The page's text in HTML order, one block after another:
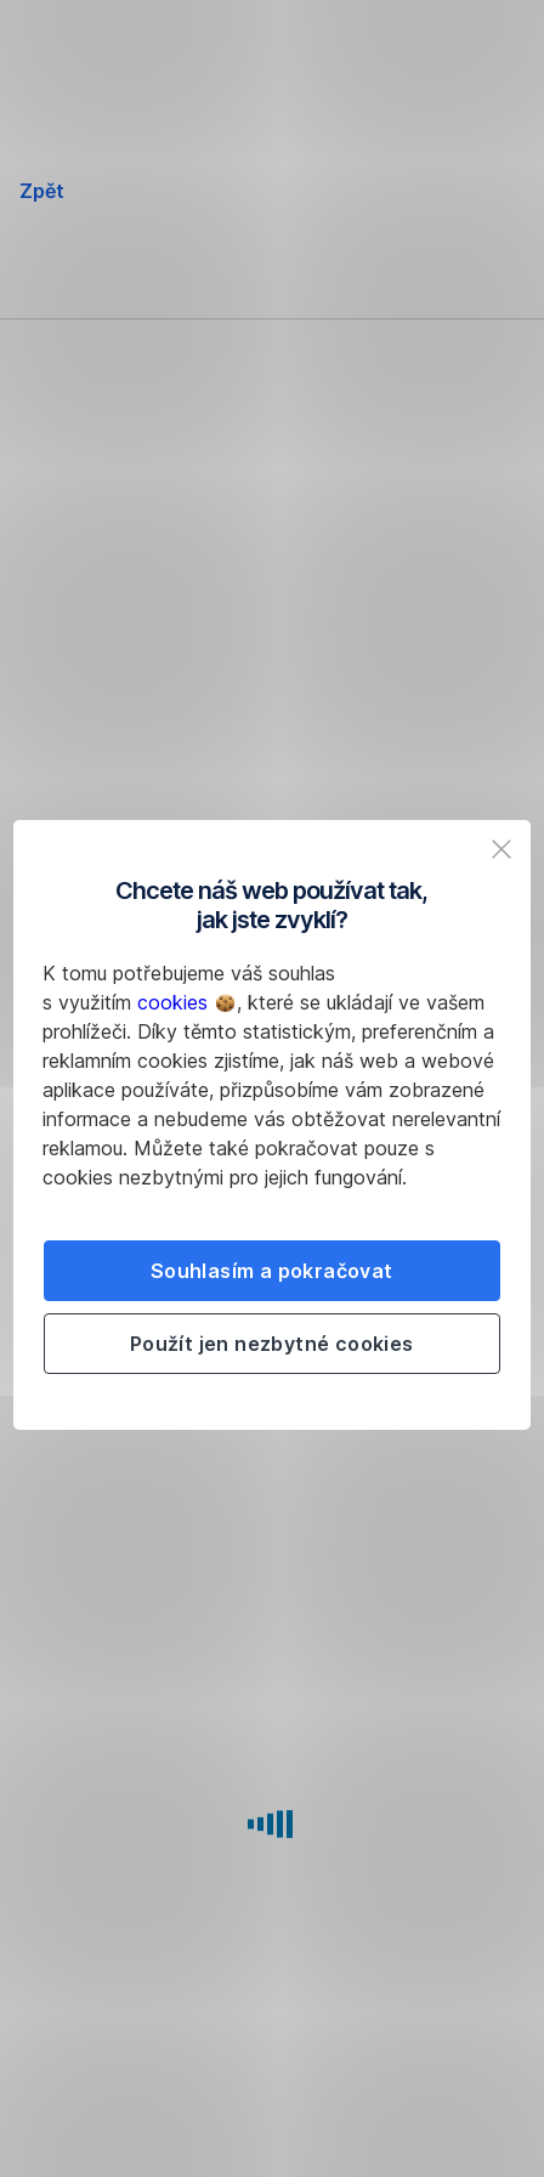
Chcete náš web používat tak,
jak jste zvyklí?
K tomu potřebujeme váš souhlas
s využitím cookies
, které se ukládají ve vašem
prohlížeči. Díky těmto statistickým, preferenčním a
reklamním cookies zjistíme, jak náš web a webové
aplikace používáte, přizpůsobíme vám zobrazené
informace a nebudeme vás obtěžovat nerelevantní
reklamou. Můžete také pokračovat pouze s
cookies nezbytnými pro jejich fungování.
Souhlasím a pokračovat
Použít jen nezbytné cookies
Zpět